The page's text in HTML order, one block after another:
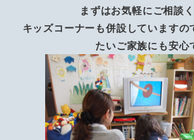
まずはお気軽にご相談
キッズコーナーも併設しています
たいご家族にも安心